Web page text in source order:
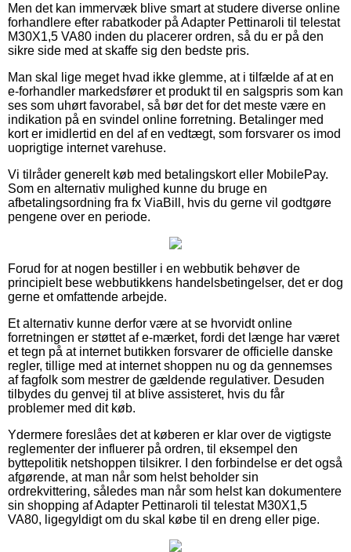
Men det kan immervæk blive smart at studere diverse online
forhandlere efter rabatkoder på Adapter Pettinaroli til telestat
M30X1,5 VA80 inden du placerer ordren, så du er på den
sikre side med at skaffe sig den bedste pris.
Man skal lige meget hvad ikke glemme, at i tilfælde af at en
e-forhandler markedsfører et produkt til en salgspris som kan
ses som uhørt favorabel, så bør det for det meste være en
indikation på en svindel online forretning. Betalinger med
kort er imidlertid en del af en vedtægt, som forsvarer os imod
uoprigtige internet varehuse.
Vi tilråder generelt køb med betalingskort eller MobilePay.
Som en alternativ mulighed kunne du bruge en
afbetalingsordning fra fx ViaBill, hvis du gerne vil godtgøre
pengene over en periode.
Forud for at nogen bestiller i en webbutik behøver de
principielt bese webbutikkens handelsbetingelser, det er dog
gerne et omfattende arbejde.
Et alternativ kunne derfor være at se hvorvidt online
forretningen er støttet af e-mærket, fordi det længe har været
et tegn på at internet butikken forsvarer de officielle danske
regler, tillige med at internet shoppen nu og da gennemses
af fagfolk som mestrer de gældende regulativer. Desuden
tilbydes du genvej til at blive assisteret, hvis du får
problemer med dit køb.
Ydermere foreslåes det at køberen er klar over de vigtigste
reglementer der influerer på ordren, til eksempel den
byttepolitik netshoppen tilsikrer. I den forbindelse er det også
afgørende, at man når som helst beholder sin
ordrekvittering, således man når som helst kan dokumentere
sin shopping af Adapter Pettinaroli til telestat M30X1,5
VA80, ligegyldigt om du skal købe til en dreng eller pige.